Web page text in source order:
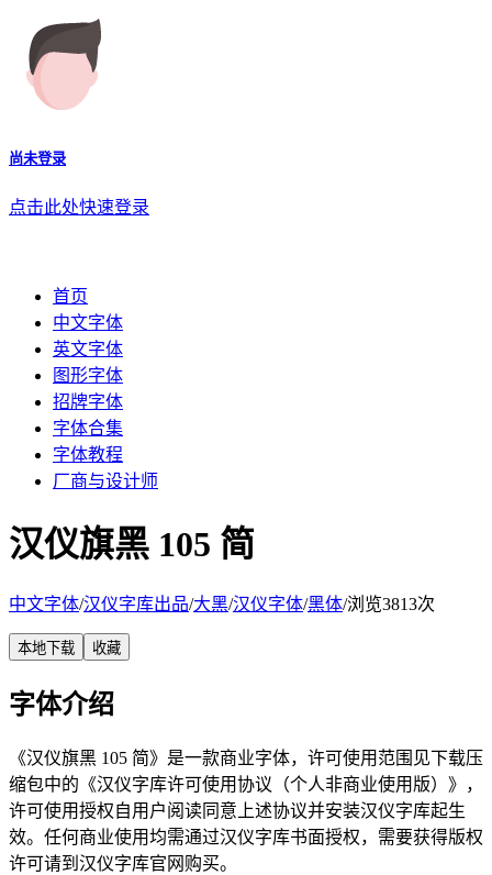
尚未登录
点击此处快速登录
首页
中文字体
英文字体
图形字体
招牌字体
字体合集
字体教程
厂商与设计师
汉仪旗黑 105 简
中文字体/汉仪字库出品/大黑/汉仪字体/黑体/浏览3813次
本地下载 收藏
字体介绍
《汉仪旗黑 105 简》是一款商业字体，许可使用范围见下载压
缩包中的《汉仪字库许可使用协议（个人非商业使用版）》，
许可使用授权自用户阅读同意上述协议并安装汉仪字库起生
效。任何商业使用均需通过汉仪字库书面授权，需要获得版权
许可请到汉仪字库官网购买。